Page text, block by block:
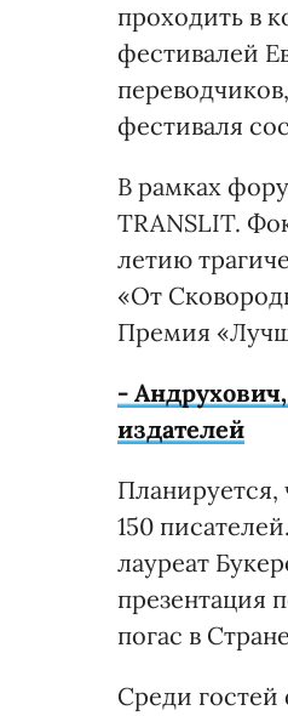
проходить в
фестивалей
фестиваля
В рамках
TRANSLIT.
летию
«От
Премия
-
издателей
Планируется,
150
лауреат
презентация
погас в
Среди